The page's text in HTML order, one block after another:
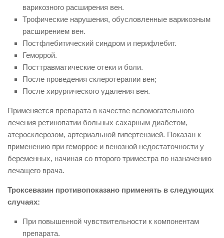
варикозного расширения вен.
Трофические нарушения, обусловленные варикозным
расширением вен.
Постфлебитический синдром и перифлебит.
Геморрой.
Посттравматические отеки и боли.
После проведения склеротерапии вен;
После хирургического удаления вен.
Применяется препарата в качестве вспомогательного
лечения ретинопатии больных сахарным диабетом,
атеросклерозом, артериальной гипертензией. Показан к
применению при геморрое и венозной недостаточности у
беременных, начиная со второго триместра по назначению
лечащего врача.
Троксевазин противопоказано применять в следующих
случаях:
При повышенной чувствительности к компонентам
препарата.